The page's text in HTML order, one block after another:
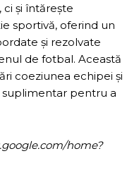
și întărește
sportivă, oferind un
și rezolvate
de fotbal. Această
coeziunea echipei și
pentru a
home?